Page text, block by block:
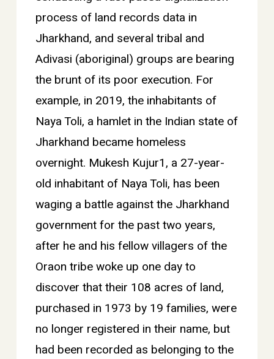
process of land records data in
Jharkhand, and several tribal and
Adivasi (aboriginal) groups are bearing
the brunt of its poor execution. For
example, in 2019, the inhabitants of
Naya Toli, a hamlet in the Indian state of
Jharkhand became homeless
overnight. Mukesh Kujur1, a 27-year-
old inhabitant of Naya Toli, has been
waging a battle against the Jharkhand
government for the past two years,
after he and his fellow villagers of the
Oraon tribe woke up one day to
discover that their 108 acres of land,
purchased in 1973 by 19 families, were
no longer registered in their name, but
had been recorded as belonging to the